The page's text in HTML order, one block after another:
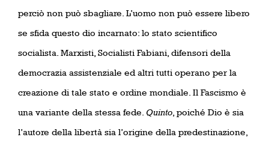
perciò non può sbagliare. L’uomo non può essere libero
se sfida questo dio incarnato: lo stato scientifico
socialista. Marxisti, Socialisti Fabiani, difensori della
democrazia assistenziale ed altri tutti operano per la
creazione di tale stato e ordine mondiale. Il Fascismo è
una variante della stessa fede. Quinto , poiché Dio è sia
l’autore della libertà sia l’origine della predestinazione,